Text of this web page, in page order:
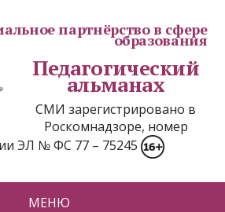
партнёрство в сфере
образования
Педагогический
альманах
СМИ зарегистрировано в
Роскомнадзоре, номер
ЭЛ № ФС 77 – 75245
МЕНЮ